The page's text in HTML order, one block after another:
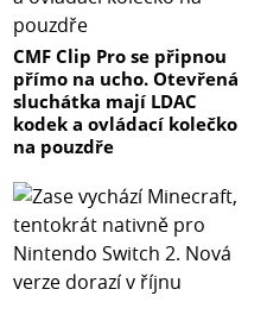
CMF Clip Pro se připnou
přímo na ucho. Otevřená
sluchátka mají LDAC
kodek a ovládací kolečko
na pouzdře